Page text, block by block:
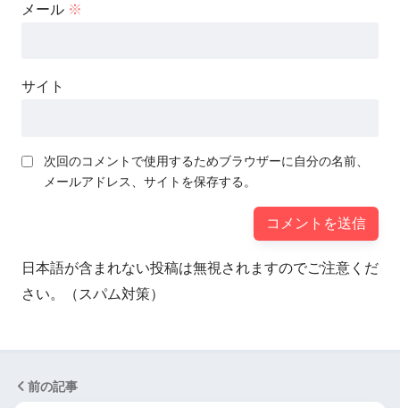
メール ※
サイト
次回のコメントで使用するためブラウザーに自分の名前、
メールアドレス、サイトを保存する。
日本語が含まれない投稿は無視されますのでご注意くだ
さい。（スパム対策）
前の記事